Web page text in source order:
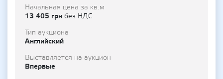
Начальная цена за кв.м
13 405 грн без НДС
Тип аукциона
Английский
Выставляется на аукцион
Впервые